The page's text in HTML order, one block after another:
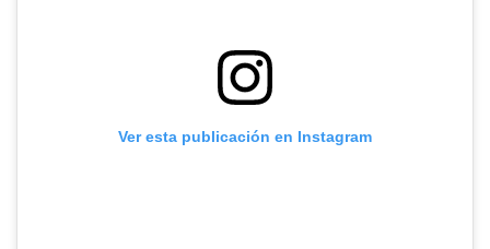
Ver esta publicación en Instagram